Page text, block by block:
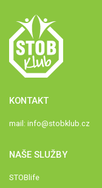
KONTAKT
mail: info@stobklub.cz
NAŠE SLUŽBY
STOBlife